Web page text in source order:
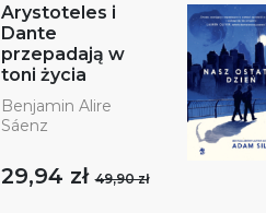
Arystoteles i
Dante
przepadają w
toni życia
Benjamin Alire
Sáenz
29,94 zł49,90 zł